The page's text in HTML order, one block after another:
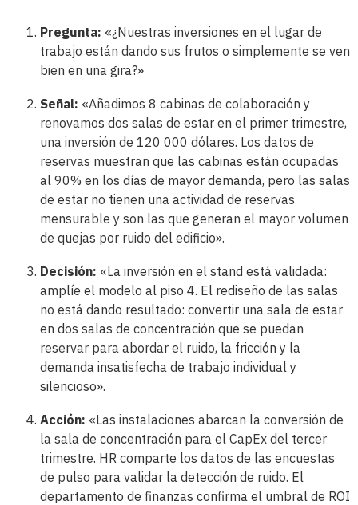
Pregunta: «¿Nuestras inversiones en el lugar de
trabajo están dando sus frutos o simplemente se ven
bien en una gira?»
Señal: «Añadimos 8 cabinas de colaboración y
renovamos dos salas de estar en el primer trimestre,
una inversión de 120 000 dólares. Los datos de
reservas muestran que las cabinas están ocupadas
al 90% en los días de mayor demanda, pero las salas
de estar no tienen una actividad de reservas
mensurable y son las que generan el mayor volumen
de quejas por ruido del edificio».
Decisión: «La inversión en el stand está validada:
amplíe el modelo al piso 4. El rediseño de las salas
no está dando resultado: convertir una sala de estar
en dos salas de concentración que se puedan
reservar para abordar el ruido, la fricción y la
demanda insatisfecha de trabajo individual y
silencioso».
Acción: «Las instalaciones abarcan la conversión de
la sala de concentración para el CapEx del tercer
trimestre. HR comparte los datos de las encuestas
de pulso para validar la detección de ruido. El
departamento de finanzas confirma el umbral de ROI